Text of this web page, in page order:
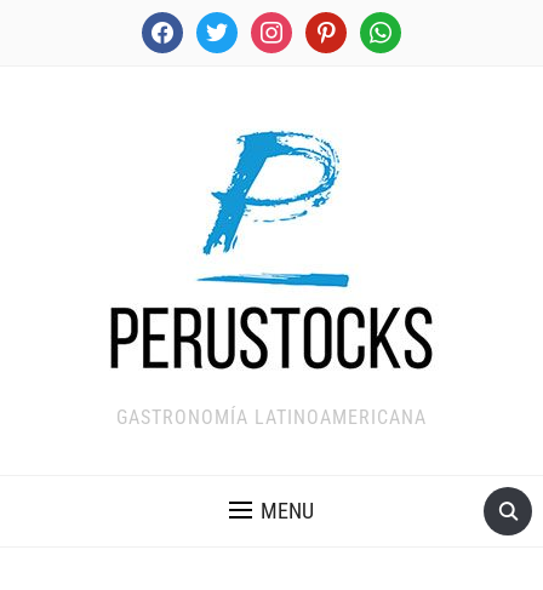
facebooktwitter instagrampinterestwhatsapp
GASTRONOMÍA LATINOAMERICANA
MENU